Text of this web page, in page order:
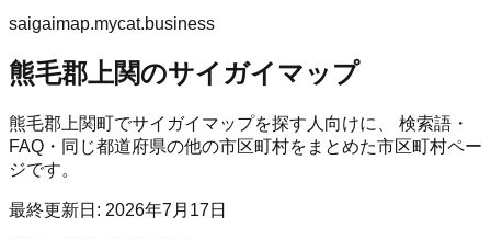
saigaimap.mycat.business
熊毛郡上関のサイガイマップ
熊毛郡上関町でサイガイマップを探す人向けに、 検索語・
FAQ・同じ都道府県の他の市区町村をまとめた市区町村ペー
ジです。
最終更新日: 2026年7月17日